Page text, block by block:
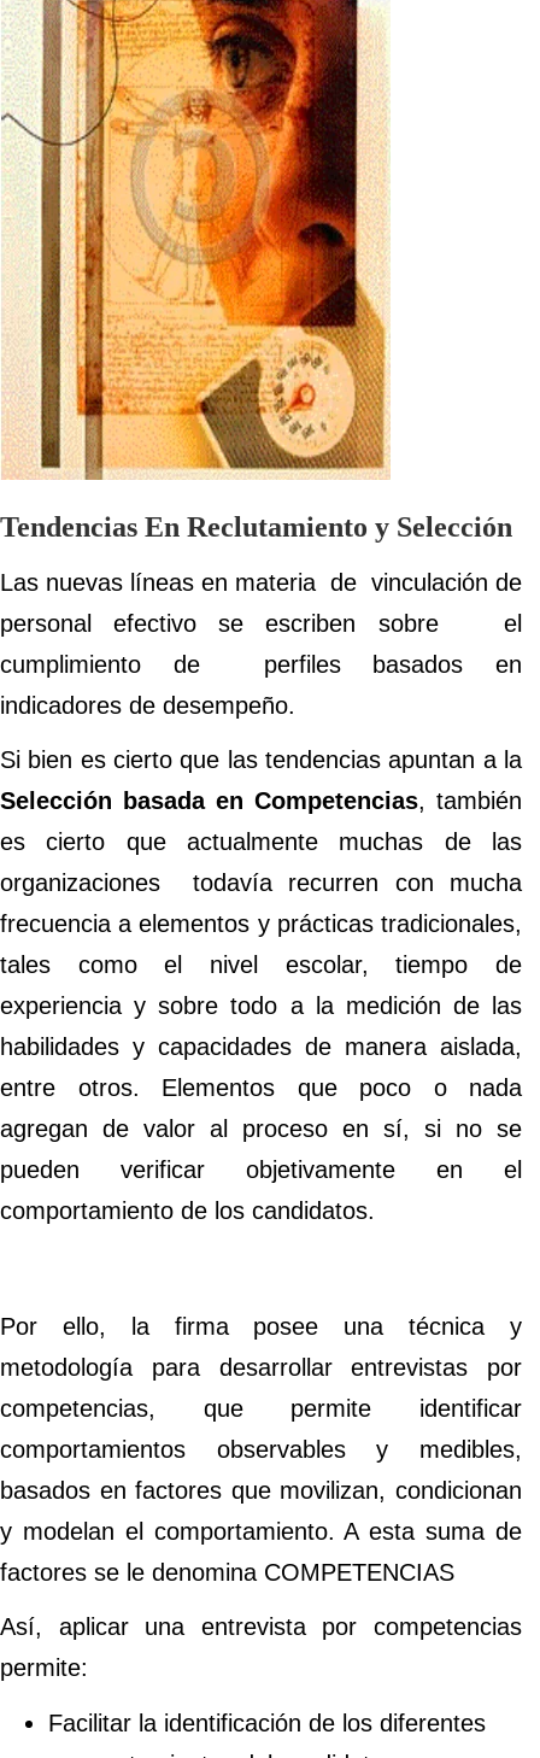
Tendencias En Reclutamiento y Selección
Las nuevas líneas en materia de vinculación de
personal efectivo se escriben sobre el
cumplimiento de perfiles basados en
indicadores de desempeño.
Si bien es cierto que las tendencias apuntan a la
Selección basada en Competencias, también
es cierto que actualmente muchas de las
organizaciones todavía recurren con mucha
frecuencia a elementos y prácticas tradicionales,
tales como el nivel escolar, tiempo de
experiencia y sobre todo a la medición de las
habilidades y capacidades de manera aislada,
entre otros. Elementos que poco o nada
agregan de valor al proceso en sí, si no se
pueden verificar objetivamente en el
comportamiento de los candidatos.
Por ello, la firma posee una técnica y
metodología para desarrollar entrevistas por
competencias, que permite identificar
comportamientos observables y medibles,
basados en factores que movilizan, condicionan
y modelan el comportamiento. A esta suma de
factores se le denomina COMPETENCIAS
Así, aplicar una entrevista por competencias
permite:
Facilitar la identificación de los diferentes